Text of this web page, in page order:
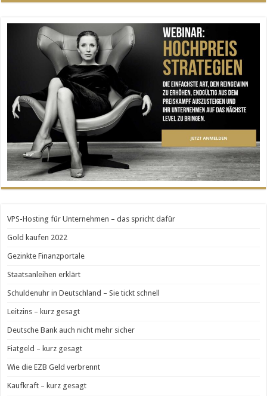
VPS-Hosting für Unternehmen – das spricht dafür
Gold kaufen 2022
Gezinkte Finanzportale
Staatsanleihen erklärt
Schuldenuhr in Deutschland – Sie tickt schnell
Leitzins – kurz gesagt
Deutsche Bank auch nicht mehr sicher
Fiatgeld – kurz gesagt
Wie die EZB Geld verbrennt
Kaufkraft – kurz gesagt